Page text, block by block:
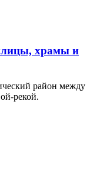
храмы и
район между
рекой.